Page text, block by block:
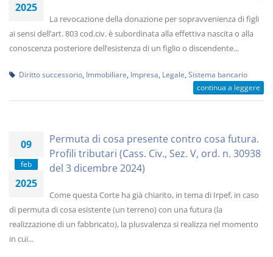
2025
La revocazione della donazione per sopravvenienza di figli
ai sensi dell’art. 803 cod.civ. è subordinata alla effettiva nascita o alla
conoscenza posteriore dell’esistenza di un figlio o discendente...
Diritto successorio Immobiliare Impresa Legale Sistema bancario
continua a leggere
09
feb
2025
Permuta di cosa presente contro cosa futura.
Profili tributari (Cass. Civ., Sez. V, ord. n. 30938
del 3 dicembre 2024)
Come questa Corte ha già chiarito, in tema di Irpef, in caso
di permuta di cosa esistente (un terreno) con una futura (la
realizzazione di un fabbricato), la plusvalenza si realizza nel momento
in cui...